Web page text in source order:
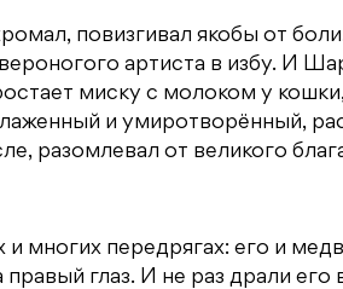
повизгивал якобы от
артиста в избу. И
миску с молоком у
и умиротворённый,
разомлевал от великого
многих передрягах: его и
глаз. И не раз драли его